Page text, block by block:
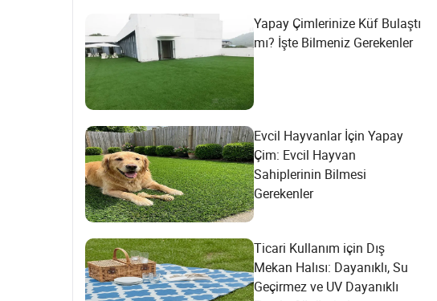
Yapay Çimlerinize Küf Bulaştı
mı? İşte Bilmeniz Gerekenler
Evcil Hayvanlar İçin Yapay
Çim: Evcil Hayvan
Sahiplerinin Bilmesi
Gerekenler
Ticari Kullanım için Dış
Mekan Halısı: Dayanıklı, Su
Geçirmez ve UV Dayanıklı